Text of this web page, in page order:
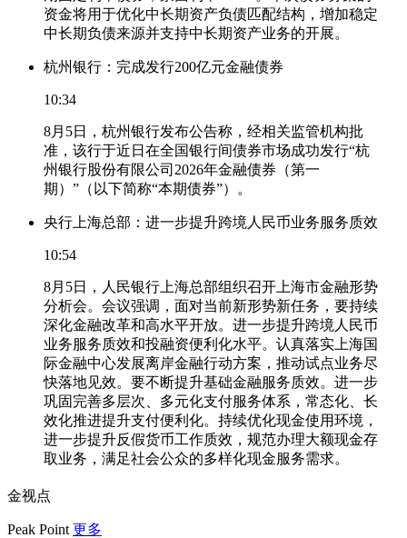
资金将用于优化中长期资产负债匹配结构，增加稳定
中长期负债来源并支持中长期资产业务的开展。
杭州银行：完成发行200亿元金融债券
10:34
8月5日，杭州银行发布公告称，经相关监管机构批
准，该行于近日在全国银行间债券市场成功发行“杭
州银行股份有限公司2026年金融债券（第一
期）”（以下简称“本期债券”）。
央行上海总部：进一步提升跨境人民币业务服务质效
10:54
8月5日，人民银行上海总部组织召开上海市金融形势
分析会。会议强调，面对当前新形势新任务，要持续
深化金融改革和高水平开放。进一步提升跨境人民币
业务服务质效和投融资便利化水平。认真落实上海国
际金融中心发展离岸金融行动方案，推动试点业务尽
快落地见效。要不断提升基础金融服务质效。进一步
巩固完善多层次、多元化支付服务体系，常态化、长
效化推进提升支付便利化。持续优化现金使用环境，
进一步提升反假货币工作质效，规范办理大额现金存
取业务，满足社会公众的多样化现金服务需求。
金视点
Peak Point 更多